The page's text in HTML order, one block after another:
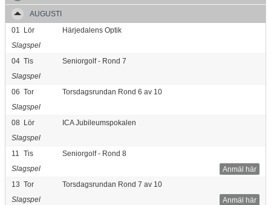
AUGUSTI
01
Lör
Härjedalens Optik
Slagspel
04 Tis
Seniorgolf - Rond 7
Slagspel
06 Tor
Torsdagsrundan Rond 6 av 10
Slagspel
08 Lör
ICA Jubileumspokalen
Slagspel
11
Tis
Seniorgolf - Rond 8
Anmäl här
Slagspel
13 Tor
Torsdagsrundan Rond 7 av 10
Anmäl här
Slagspel